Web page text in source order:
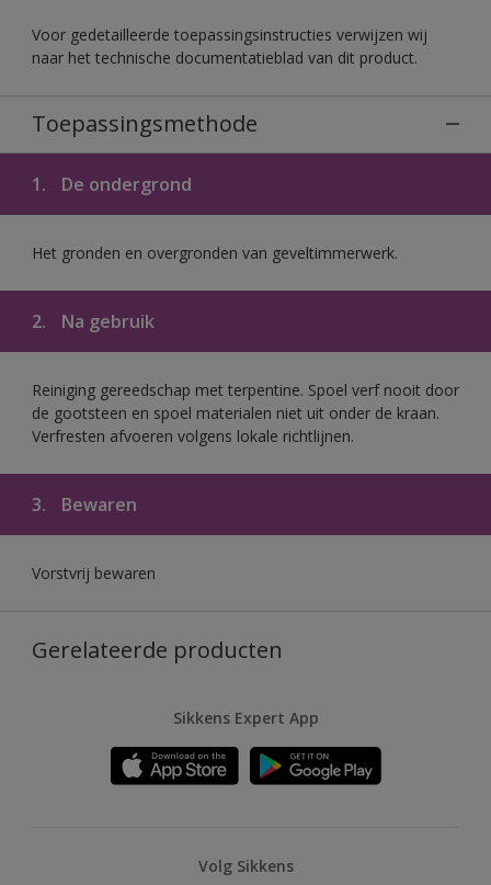
Voor gedetailleerde toepassingsinstructies verwijzen wij
naar het technische documentatieblad van dit product.
Toepassingsmethode
1. De ondergrond
Het gronden en overgronden van geveltimmerwerk.
2. Na gebruik
Reiniging gereedschap met terpentine. Spoel verf nooit door
de gootsteen en spoel materialen niet uit onder de kraan.
Verfresten afvoeren volgens lokale richtlijnen.
3. Bewaren
Vorstvrij bewaren
Gerelateerde producten
Sikkens Expert App
Volg Sikkens